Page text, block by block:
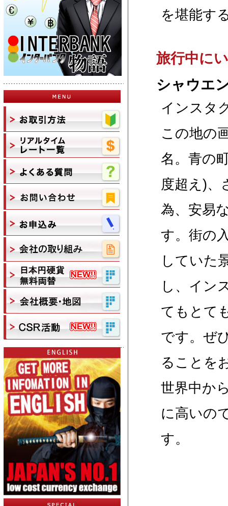
を堪能す
旅行中に
シャウエ
インスタ
この地の
名。青の
度超え)、
為、安易
す。街の
していた
し、イン
てもとて
です。ぜ
ることを
世界中か
に高いの
す。